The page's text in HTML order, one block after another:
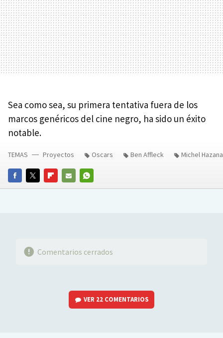
Sea como sea, su primera tentativa fuera de los
marcos genéricos del cine negro, ha sido un éxito
notable.
FACEBOOKTWITTERFLIPBOARD
E-
WHATSAPP
TEMAS Proyectos Oscars Ben Affleck Michel
Comentarios cerrados
VER 22 COMENTARIOS